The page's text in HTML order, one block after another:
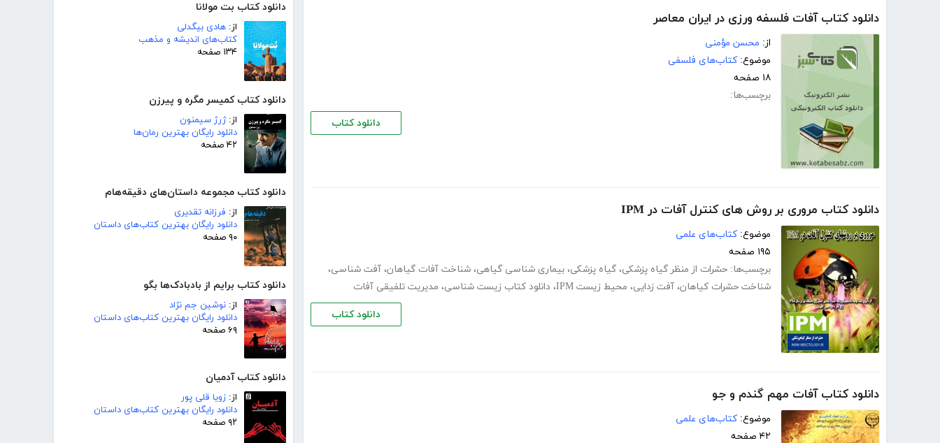
دانلود کتاب بت مولانا
از: هادی بیگدلی
کتاب‌های اندیشه و مذهب
۱۳۴ صفحه
دانلود کتاب کمیسر مگره و پیرزن
از:ژرژ سیمنون
دانلود رایگان بهترین رمان‌ها
۴۲ صفحه
دانلود کتاب مجموعه داستان‌های دقیقه‌هام
از: فرزانه تقدیری
دانلود رایگان بهترین کتاب‌های داستان
۹۰ صفحه
دانلود کتاب برایم از بادبادک‌ها بگو
از: نوشین جم نژاد
دانلود رایگان بهترین کتاب‌های داستان
۶۹ صفحه
دانلود کتاب آدمیان
از: زویا قلی پور
دانلود رایگان بهترین کتاب‌های داستان
۹۲ صفحه
دانلود کتاب آفات فلسفه ورزی در ایران معاصر
از: محسن مؤمنی
موضوع: کتاب‌های فلسفی
۱۸ صفحه
برچسب‌ها:
دانلود کتاب
دانلود کتاب مروری بر روش های کنترل آفات در IPM
موضوع: کتاب‌های علمی
۱۹۵ صفحه
برچسب‌ها: حشرات از منظر گیاه پزشکی، گیاه پزشکی، بیماری شناسی گیاهی، شناخت آفات گیاهان، آفت شناسی،
شناخت حشرات کیاهان، آفت زدایی، محیط زیست IPM ، دانلود کتاب زیست شناسی، مدیریت تلفیقی آفات
دانلود کتاب
دانلود کتاب آفات مهم گندم و جو
موضوع: کتاب‌های علمی
۴۲ صفحه